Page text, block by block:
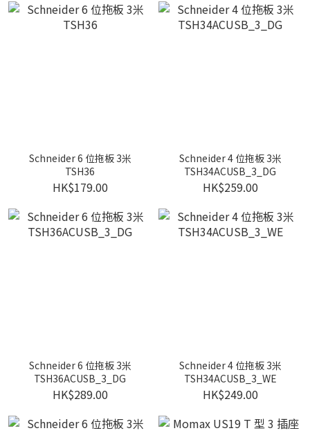
Schneider 6 位拖板 3米
TSH36
HK$179.00
Schneider 4 位拖板 3米
TSH34ACUSB_3_DG
HK$259.00
Schneider 6 位拖板 3米
TSH36ACUSB_3_DG
HK$289.00
Schneider 4 位拖板 3米
TSH34ACUSB_3_WE
HK$249.00